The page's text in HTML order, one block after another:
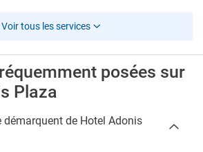
Voir tous les services
posées sur
Plaza
démarquent de Hotel Adonis